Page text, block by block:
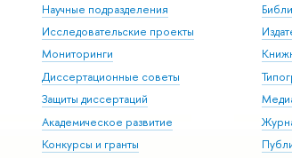
Научные подразделения
Исследовательские проекты
Мониторинги
Диссертационные советы
Защиты диссертаций
Академическое развитие
Конкурсы и гранты